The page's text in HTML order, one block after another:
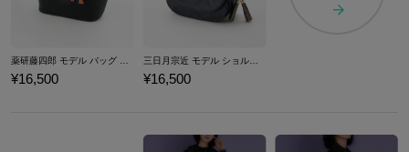
¥16,500
三日月宗近 モデル ショルダーバッグ 刀剣乱舞ONLINE
¥16,500